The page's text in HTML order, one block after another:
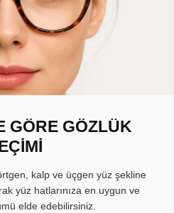
GÖRE GÖZLÜK
kalp ve üçgen yüz şekline
yüz hatlarınıza en uygun ve
elde edebilirsiniz.